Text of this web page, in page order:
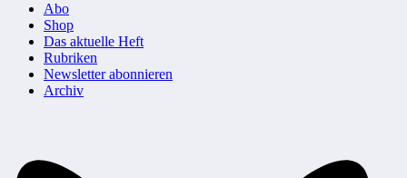
Abo
Shop
Das aktuelle Heft
Rubriken
Newsletter abonnieren
Archiv